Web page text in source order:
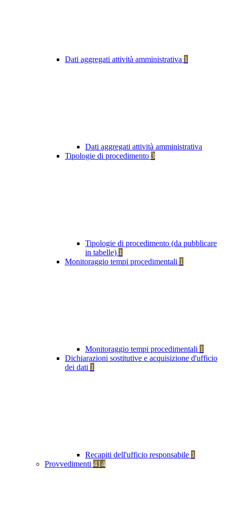
Dati aggregati attività amministrativa 1
Dati aggregati attività amministrativa
Tipologie di procedimento 3
Tipologie di procedimento (da pubblicare
in tabelle) 1
Monitoraggio tempi procedimentali 1
Monitoraggio tempi procedimentali 1
Dichiarazioni sostitutive e acquisizione d'ufficio
dei dati 1
Recapiti dell'ufficio responsabile 1
Provvedimenti 414